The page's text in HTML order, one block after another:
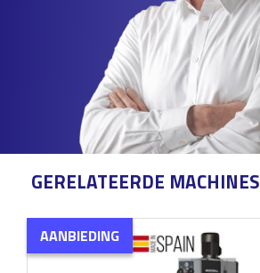
GERELATEERDE MACHINES
AANBIEDING